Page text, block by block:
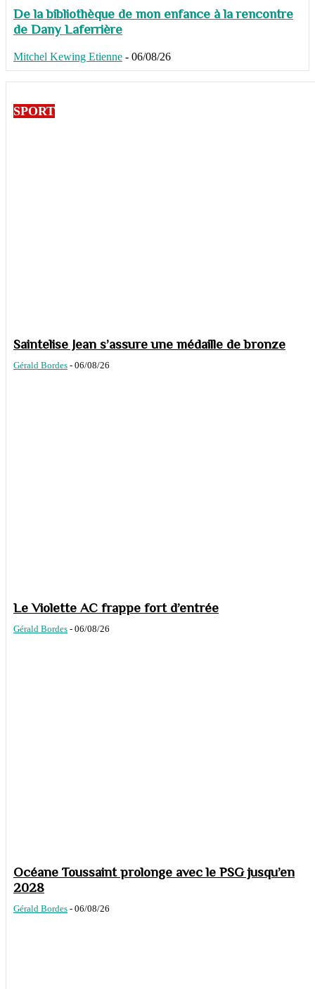
De la bibliothèque de mon enfance à la rencontre
de Dany Laferrière
Mitchel Kewing Etienne - 06/08/26
SPORT
Saintelise Jean s’assure une médaille de bronze
Gérald Bordes - 06/08/26
Le Violette AC frappe fort d’entrée
Gérald Bordes - 06/08/26
Océane Toussaint prolonge avec le PSG jusqu’en
2028
Gérald Bordes - 06/08/26